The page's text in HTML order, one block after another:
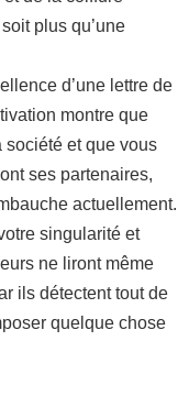
plus qu’une
d’une lettre de
montre que
société et que vous
ses partenaires,
actuellement.
singularité et
ne liront même
ils détectent tout de
quelque chose